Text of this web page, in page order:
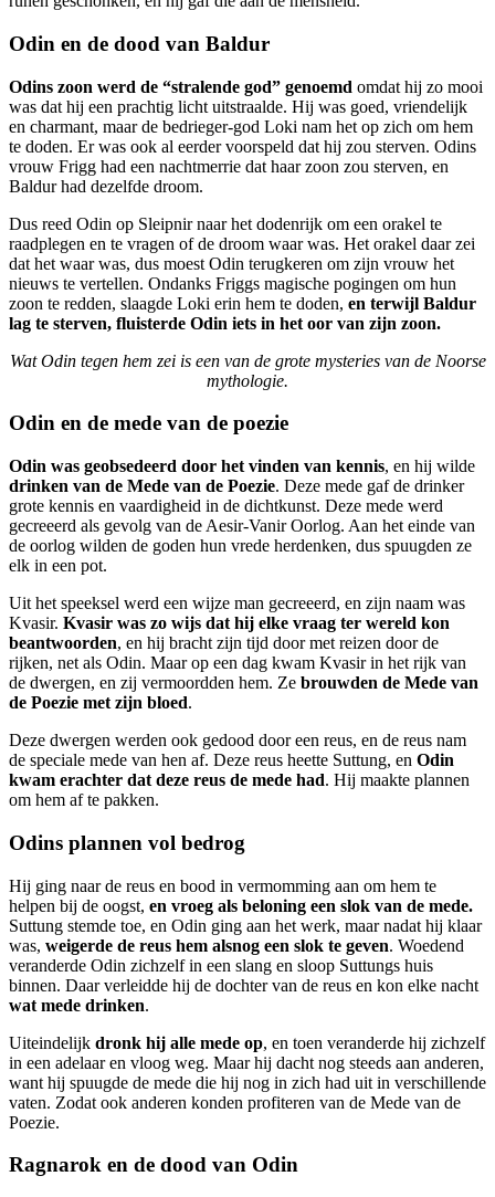
Odin en de dood van Baldur
Odins zoon werd de “stralende god” genoemd omdat hij zo mooi
was dat hij een prachtig licht uitstraalde. Hij was goed, vriendelijk
en charmant, maar de bedrieger-god Loki nam het op zich om hem
te doden. Er was ook al eerder voorspeld dat hij zou sterven. Odins
vrouw Frigg had een nachtmerrie dat haar zoon zou sterven, en
Baldur had dezelfde droom.
Dus reed Odin op Sleipnir naar het dodenrijk om een orakel te
raadplegen en te vragen of de droom waar was. Het orakel daar zei
dat het waar was, dus moest Odin terugkeren om zijn vrouw het
nieuws te vertellen. Ondanks Friggs magische pogingen om hun
zoon te redden, slaagde Loki erin hem te doden, en terwijl Baldur
lag te sterven, fluisterde Odin iets in het oor van zijn zoon.
Wat Odin tegen hem zei is een van de grote mysteries van de Noorse
mythologie.
Odin en de mede van de poezie
Odin was geobsedeerd door het vinden van kennis, en hij wilde
drinken van de Mede van de Poezie. Deze mede gaf de drinker
grote kennis en vaardigheid in de dichtkunst. Deze mede werd
gecreeerd als gevolg van de Aesir-Vanir Oorlog. Aan het einde van
de oorlog wilden de goden hun vrede herdenken, dus spuugden ze
elk in een pot.
Uit het speeksel werd een wijze man gecreeerd, en zijn naam was
Kvasir. Kvasir was zo wijs dat hij elke vraag ter wereld kon
beantwoorden, en hij bracht zijn tijd door met reizen door de
rijken, net als Odin. Maar op een dag kwam Kvasir in het rijk van
de dwergen, en zij vermoordden hem. Ze brouwden de Mede van
de Poezie met zijn bloed.
Deze dwergen werden ook gedood door een reus, en de reus nam
de speciale mede van hen af. Deze reus heette Suttung, en Odin
kwam erachter dat deze reus de mede had. Hij maakte plannen
om hem af te pakken.
Odins plannen vol bedrog
Hij ging naar de reus en bood in vermomming aan om hem te
helpen bij de oogst, en vroeg als beloning een slok van de mede.
Suttung stemde toe, en Odin ging aan het werk, maar nadat hij klaar
was, weigerde de reus hem alsnog een slok te geven. Woedend
veranderde Odin zichzelf in een slang en sloop Suttungs huis
binnen. Daar verleidde hij de dochter van de reus en kon elke nacht
wat mede drinken.
Uiteindelijk dronk hij alle mede op, en toen veranderde hij zichzelf
in een adelaar en vloog weg. Maar hij dacht nog steeds aan anderen,
want hij spuugde de mede die hij nog in zich had uit in verschillende
vaten. Zodat ook anderen konden profiteren van de Mede van de
Poezie.
Ragnarok en de dood van Odin